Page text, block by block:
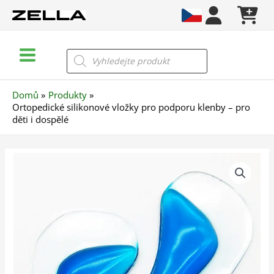
Menu
Products
search
Domů
Produkty
Ortopedické silikonové vložky pro podporu klenby – pro
děti i dospělé